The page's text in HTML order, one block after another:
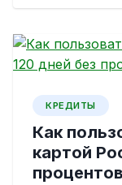
КРЕДИТЫ
Как
картой
процентов